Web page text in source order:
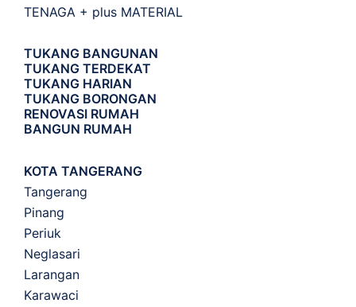
TENAGA + plus MATERIAL
TUKANG BANGUNAN
TUKANG TERDEKAT
TUKANG HARIAN
TUKANG BORONGAN
RENOVASI RUMAH
BANGUN RUMAH
KOTA TANGERANG
Tangerang
Pinang
Periuk
Neglasari
Larangan
Karawaci